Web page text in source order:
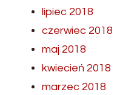
lipiec 2018
czerwiec 2018
maj 2018
kwiecień 2018
marzec 2018